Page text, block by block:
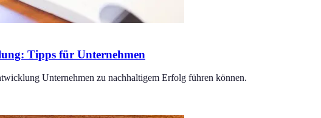
Tipps für Unternehmen
Unternehmen zu nachhaltigem Erfolg führen können.